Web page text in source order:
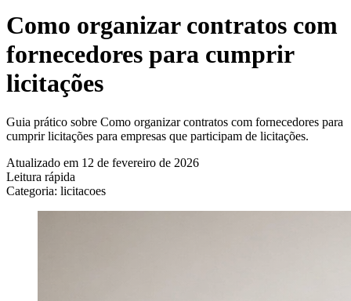
Como organizar contratos com
fornecedores para cumprir
licitações
Guia prático sobre Como organizar contratos com fornecedores para
cumprir licitações para empresas que participam de licitações.
Atualizado em 12 de fevereiro de 2026
Leitura rápida
Categoria: licitacoes